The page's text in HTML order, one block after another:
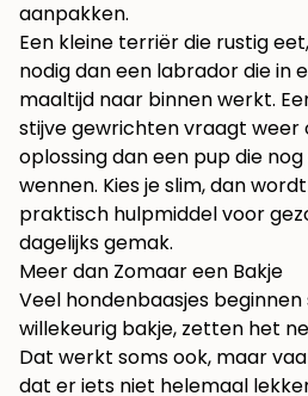
aanpakken.
Een kleine terriër die rustig
nodig dan een labrador die in
maaltijd naar binnen werkt.
stijve gewrichten vraagt weer
oplossing dan een pup die
wennen. Kies je slim, dan
praktisch hulpmiddel voor
dagelijks gemak.
Meer dan Zomaar een Bakje
Veel hondenbaasjes
willekeurig bakje, zetten het
Dat werkt soms ook, maar
dat er iets niet helemaal